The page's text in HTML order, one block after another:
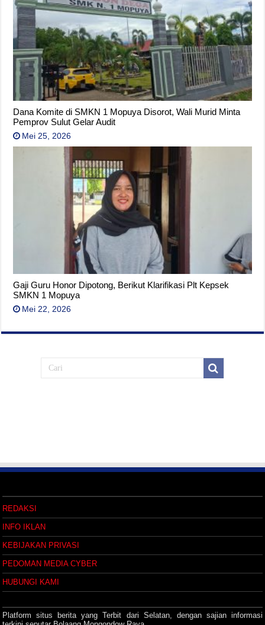
Dana Komite di SMKN 1 Mopuya Disorot, Wali Murid Minta
Pemprov Sulut Gelar Audit
Mei 25, 2026
Gaji Guru Honor Dipotong, Berikut Klarifikasi Plt Kepsek
SMKN 1 Mopuya
Mei 22, 2026
REDAKSI
INFO IKLAN
KEBIJAKAN PRIVASI
PEDOMAN MEDIA CYBER
HUBUNGI KAMI
Platform situs berita yang Terbit dari Selatan, dengan sajian informasi